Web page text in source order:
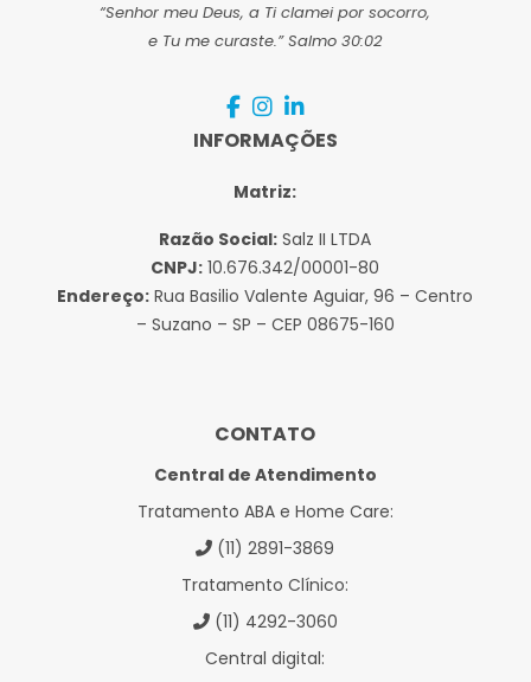
“Senhor meu Deus, a Ti clamei por socorro,
e Tu me curaste.” Salmo 30:02
INFORMAÇÕES
Matriz:
Razão Social: Salz II LTDA
CNPJ: 10.676.342/00001-80
Endereço: Rua Basilio Valente Aguiar, 96 – Centro
– Suzano – SP – CEP 08675-160
CONTATO
Central de Atendimento
Tratamento ABA e Home Care:
(11) 2891-3869
Tratamento Clínico:
(11) 4292-3060
Central digital: